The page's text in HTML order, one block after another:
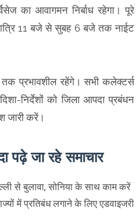
का आवागमन निर्बाध रहेगा। पूरे
11 बजे से सुबह 6 बजे तक नाईट
तक प्रभावशील रहेंगे। सभी कलेक्टर्स
निर्देशों को जिला आपदा प्रबंधन
जारी करें।
पढ़े जा रहे समाचार
से बुलावा, सोनिया के साथ काम करें
में प्रतिबंध लगाने के लिए एडवाइजरी